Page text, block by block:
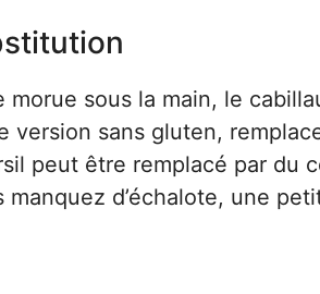
morue sous la main, le
version sans gluten,
peut être remplacé par du
d’échalote, une